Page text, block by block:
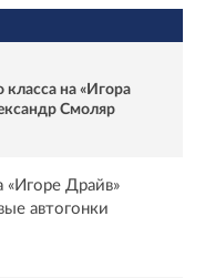
класса на «Игора
Смоляр
«Игоре Драйв»
автогонки